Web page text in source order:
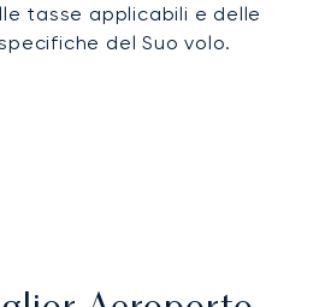
si traduce in una
i leader aziendali,
tasse applicabili e delle
del Suo volo.